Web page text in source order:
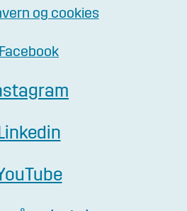
og cookies
Facebook
Linkedin